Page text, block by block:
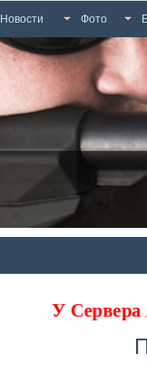
Новости Фото
У